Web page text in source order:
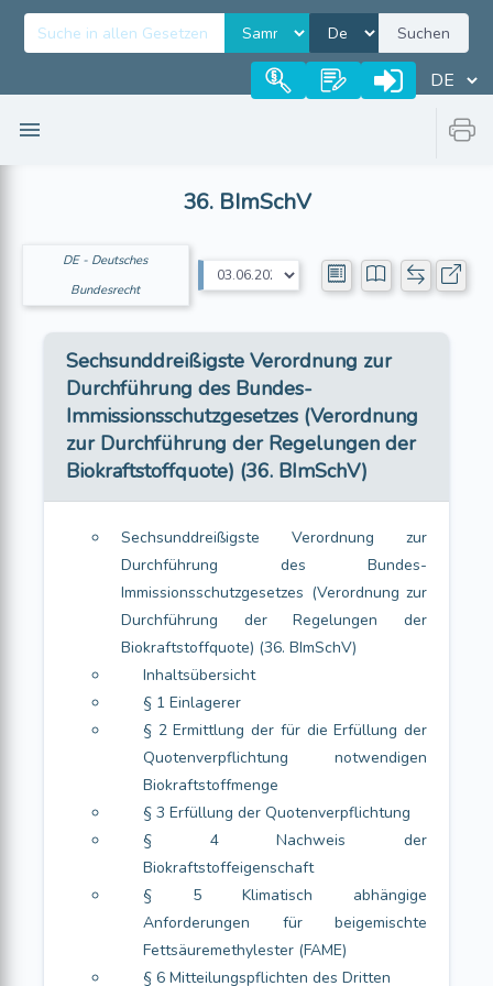
Suchen
36. BImSchV
DE - Deutsches
Bundesrecht
Sechsunddreißigste Verordnung zur
Durchführung des Bundes-
Immissionsschutzgesetzes (Verordnung
zur Durchführung der Regelungen der
Biokraftstoffquote) (36. BImSchV)
Sechsunddreißigste Verordnung zur
Durchführung des Bundes-
Immissionsschutzgesetzes (Verordnung zur
Durchführung der Regelungen der
Biokraftstoffquote) (36. BImSchV)
Inhaltsübersicht
§ 1 Einlagerer
§ 2 Ermittlung der für die Erfüllung der
Quotenverpflichtung notwendigen
Biokraftstoffmenge
§ 3 Erfüllung der Quotenverpflichtung
§ 4 Nachweis der
Biokraftstoffeigenschaft
§ 5 Klimatisch abhängige
Anforderungen für beigemischte
Fettsäuremethylester (FAME)
§ 6 Mitteilungspflichten des Dritten